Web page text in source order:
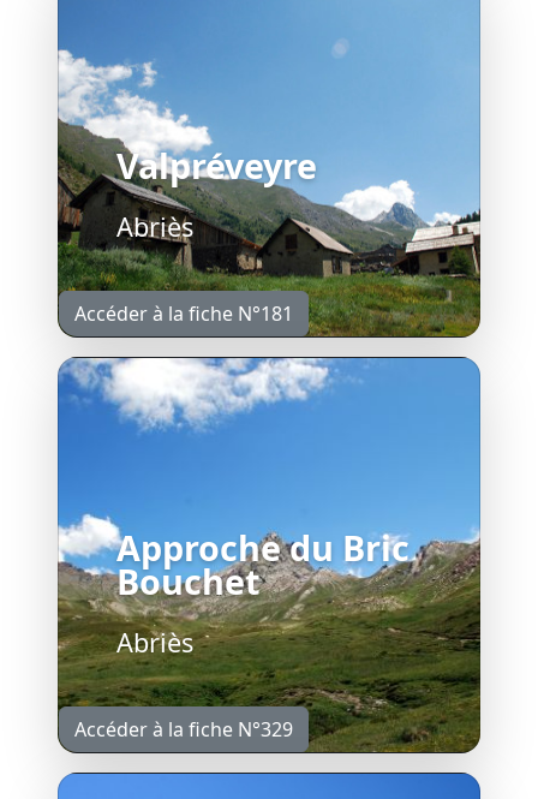
Valpréveyre
Abriès
Accéder à la fiche N°181
Approche du Bric
Bouchet
Abriès
Accéder à la fiche N°329